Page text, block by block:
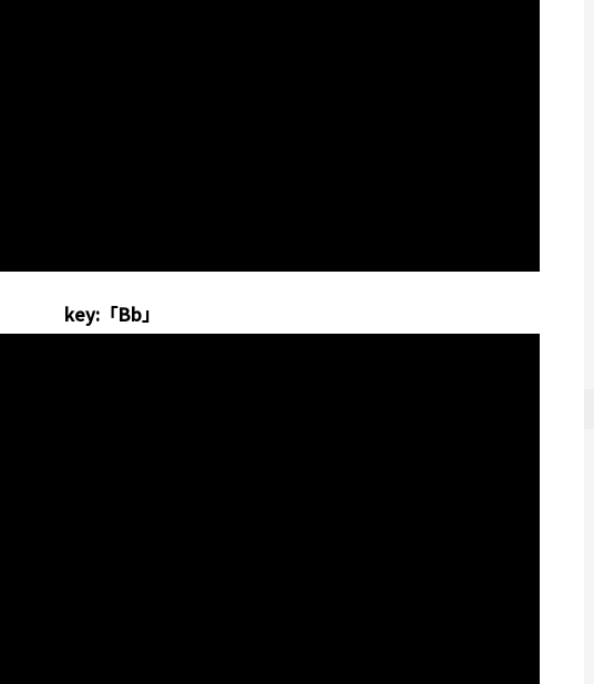
key:「Bb」